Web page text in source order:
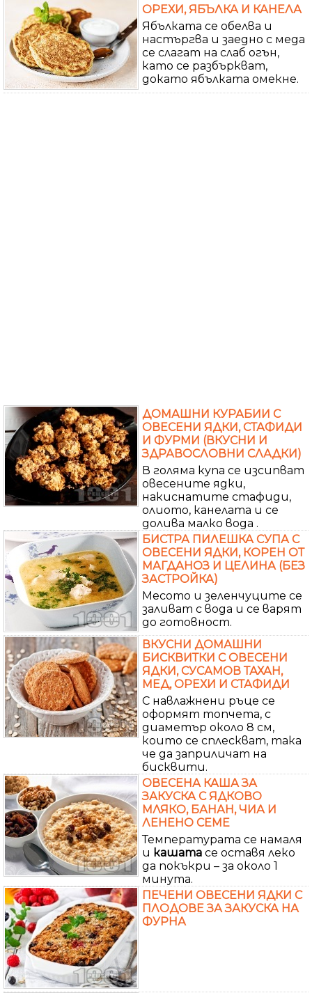
ОРЕХИ, ЯБЪЛКА И КАНЕЛА
Ябълката се обелва и
настъргва и заедно с меда
се слагат на слаб огън,
като се разбъркват,
докато ябълката омекне.
ДОМАШНИ КУРАБИИ С
ОВЕСЕНИ ЯДКИ, СТАФИДИ
И ФУРМИ (ВКУСНИ И
ЗДРАВОСЛОВНИ СЛАДКИ)
В голяма купа се изсипват
овесените ядки,
накиснатите стафиди,
олиото, канелата и се
долива малко вода .
БИСТРА ПИЛЕШКА СУПА С
ОВЕСЕНИ ЯДКИ, КОРЕН ОТ
МАГДАНОЗ И ЦЕЛИНА (БЕЗ
ЗАСТРОЙКА)
Месото и зеленчуците се
заливат с вода и се варят
до готовност.
ВКУСНИ ДОМАШНИ
БИСКВИТКИ С ОВЕСЕНИ
ЯДКИ, СУСАМОВ ТАХАН,
МЕД, ОРЕХИ И СТАФИДИ
С навлажнени ръце се
оформят топчета, с
диаметър около 8 см,
които се сплескват, така
че да заприличат на
бисквити.
ОВЕСЕНА КАША ЗА
ЗАКУСКА С ЯДКОВО
МЛЯКО, БАНАН, ЧИА И
ЛЕНЕНО СЕМЕ
Температурата се намаля
и кашата се оставя леко
да покъкри – за около 1
минута.
ПЕЧЕНИ ОВЕСЕНИ ЯДКИ С
ПЛОДОВЕ ЗА ЗАКУСКА НА
ФУРНА